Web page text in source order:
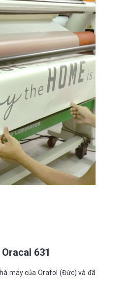
631
máy của Orafol (Đức) và đã